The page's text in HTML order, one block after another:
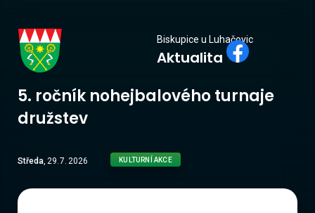
u Luhačovic
Biskupice u Luhačovic
Aktualita
5. ročník nohejbalového turnaje
družstev
Středa, 29.7. 2026 KULTURNÍ AKCE